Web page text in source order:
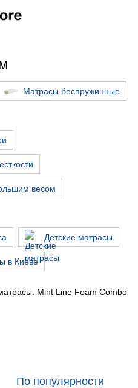
Матрасы беспружинные
весом
Детские матрасы
в Киеве
По популярности